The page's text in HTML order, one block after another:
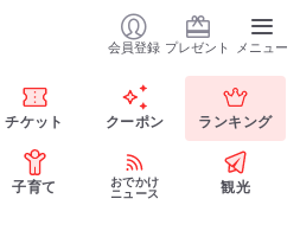
会員登録 プレゼント メニュー
チケット クーポン ランキング
子育て
おでかけ
ニュース
観光